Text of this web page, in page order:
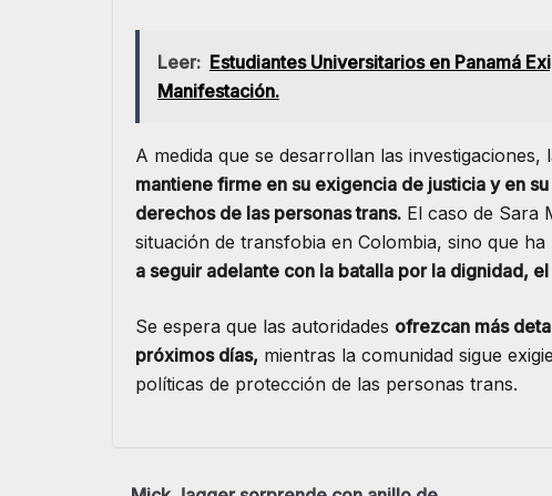
Leer: Estudiantes Universitarios en Panamá
Manifestación.
A medida que se desarrollan las
mantiene firme en su exigencia de justicia y en
derechos de las personas trans. El caso de Sara
situación de transfobia en Colombia, sino que
a seguir adelante con la batalla por la dignidad,
Se espera que las autoridades ofrezcan más
próximos días, mientras la comunidad sigue
políticas de protección de las personas trans.